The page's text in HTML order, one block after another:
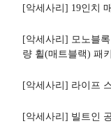
[악세사리] 19인치
[악세사리] 모노블
량 휠(매트블랙) 패
[악세사리] 라이프
[악세사리] 빌트인